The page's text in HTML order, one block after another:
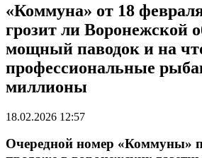
«Коммуна» от 18
грозит ли Воронежской
мощный паводок и на
профессиональные
миллионы
18.02.2026 12:57
Очередной номер «Коммуны»